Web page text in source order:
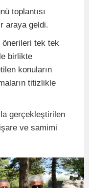
toplantısı
araya geldi.
önerileri tek tek
birlikte
konuların
titizlikle
gerçekleştirilen
ve samimi